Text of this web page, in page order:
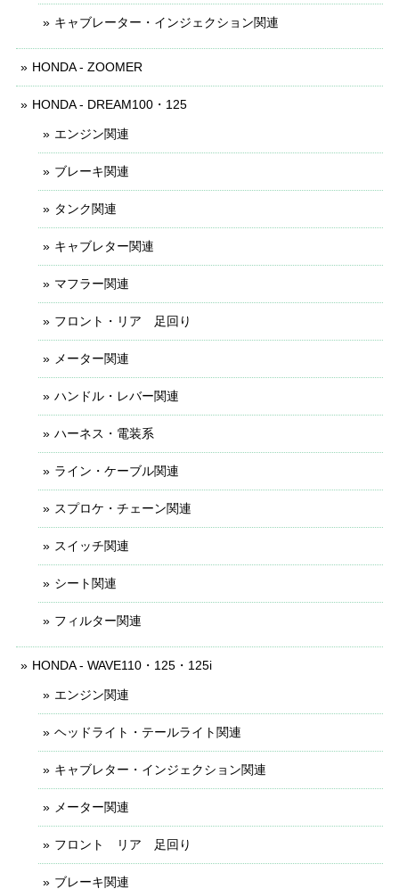
キャブレーター・インジェクション関連
HONDA - ZOOMER
HONDA - DREAM100・125
エンジン関連
ブレーキ関連
タンク関連
キャブレター関連
マフラー関連
フロント・リア 足回り
メーター関連
ハンドル・レバー関連
ハーネス・電装系
ライン・ケーブル関連
スプロケ・チェーン関連
スイッチ関連
シート関連
フィルター関連
HONDA - WAVE110・125・125i
エンジン関連
ヘッドライト・テールライト関連
キャブレター・インジェクション関連
メーター関連
フロント リア 足回り
ブレーキ関連